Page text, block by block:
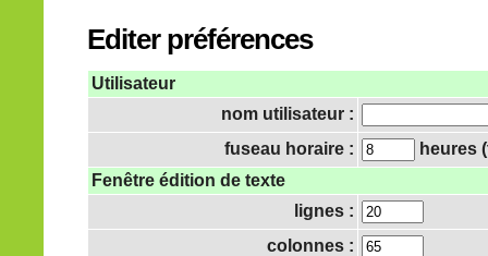
Editer préférences
Utilisateur
nom utilisateur :
fuseau horaire :
heures
Fenêtre édition de texte
lignes :
colonnes :